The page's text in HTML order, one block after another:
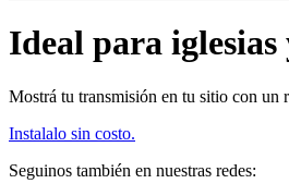
Ideal para
Mostrá tu transmisión en tu sitio con un
Instalalo sin costo.
Seguinos también en nuestras redes: